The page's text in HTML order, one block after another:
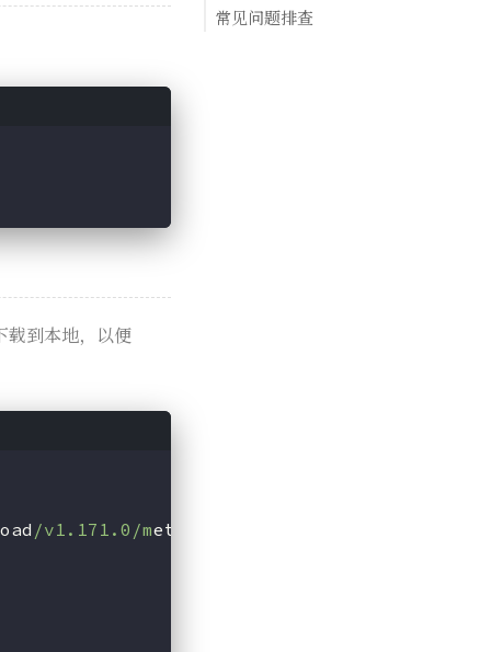
载到本地，以便
/v1.171.0/metacubexd-gh-pages.zip -O
常见问题排查